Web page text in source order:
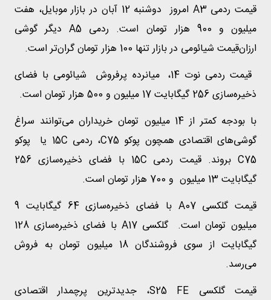
قیمت ردمی A3 امروز دوشنبه 12 آبان در بازار موبایل، هفت
میلیون و 900 هزار تومان است. ردمی A5 دیگر گوشی
ارزان‌قیمت شیائومی در بازار تنها 100 هزار تومان گران‌تر است.
قیمت ردمی نوت 14، میانرده پرفروش شیائومی با فضای
ذخیره‌سازی 256 گیگابایت 17 میلیون و 500 هزار تومان است.
با بودجه کمتر از 14 میلیون تومان خریداران می‌توانند سراغ
گوشی‌های اقتصادی همچون پوکو C75، ردمی 15C یا پوکو
C75 بروند. قیمت ردمی 15C با فضای ذخیره‌سازی 256
گیگابایت 13 میلیون و 700 هزار تومان است.
قیمت گلکسی A07 با فضای ذخیره‌سازی 64 گیگابایت 9
میلیون تومان است. گلکسی A17 با فضای ذخیره‌سازی 128
گیگابایت از سوی فروشندگان 18 میلیون تومان به فروش
می‌رسد.
قیمت گلکسی S25 FE، جدیدترین پرچمدار اقتصادی